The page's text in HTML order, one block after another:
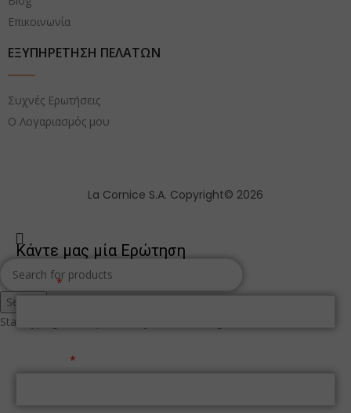
Επικοινωνία
ΕΞΥΠΗΡΕΤΗΣΗ ΠΕΛΑΤΩΝ
Συχνές Ερωτήσεις
Ο Λογαριασμός μου
La Cornice S.A. Copyright© 2026
Search
Start typing to see products you are looking for.
Κάντε μας μία Ερώτηση
Όνομα